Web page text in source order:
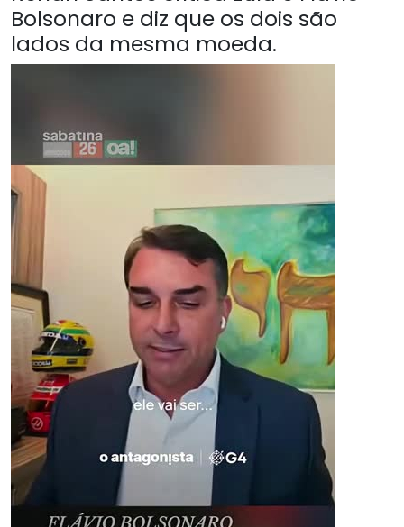
Bolsonaro e diz que os dois são
lados da mesma moeda.